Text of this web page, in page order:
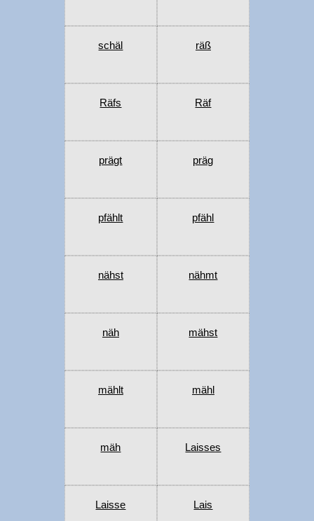
schäl räß
Räfs Räf
prägt präg
pfählt pfähl
nähst nähmt
näh mähst
mählt mähl
mäh Laisses
Laisse Lais